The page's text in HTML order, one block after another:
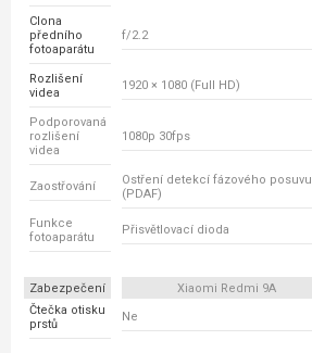
Clona
předního
fotoaparátu
f/2.2
Rozlišení
videa
1920 × 1080 (Full HD)
Podporovaná
rozlišení
videa
1080p 30fps
Zaostřování
Ostření detekcí fázového posuvu
(PDAF)
Funkce
fotoaparátu
Přisvětlovací dioda
Zabezpečení Xiaomi Redmi 9A
Čtečka otisku
prstů
Ne